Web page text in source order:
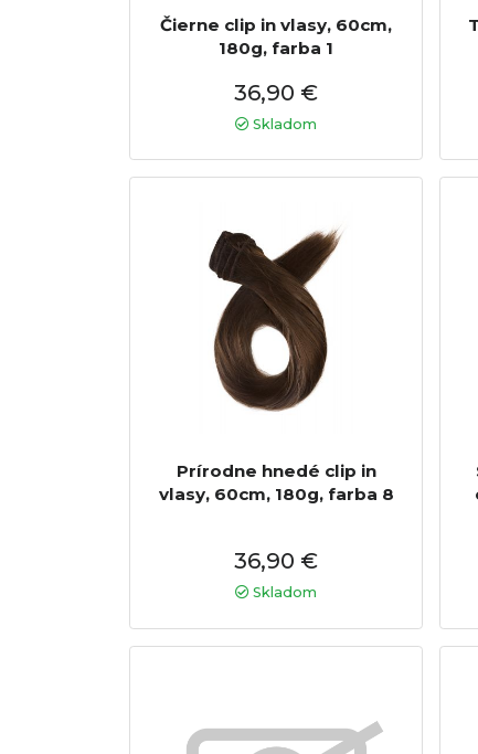
Čierne clip in vlasy, 60cm,
180g, farba 1
36,90 €
Skladom
Prírodne hnedé clip in
vlasy, 60cm, 180g, farba 8
36,90 €
Skladom